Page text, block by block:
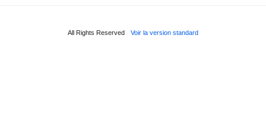
All Rights Reserved Voir la version standard